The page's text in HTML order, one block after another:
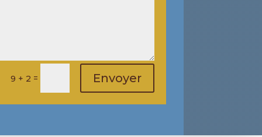
9 + 2 = Envoyer